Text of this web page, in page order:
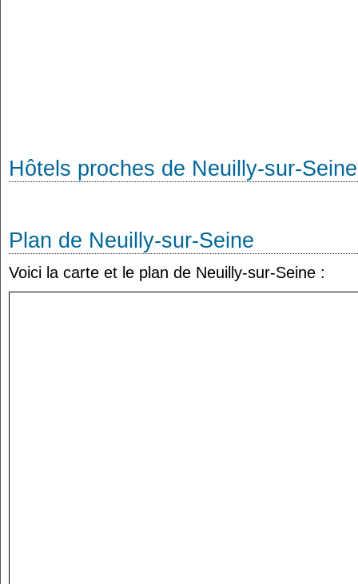
Hôtels proches de Neuilly-sur-Seine
Plan de Neuilly-sur-Seine
Voici la carte et le plan de Neuilly-sur-Seine :